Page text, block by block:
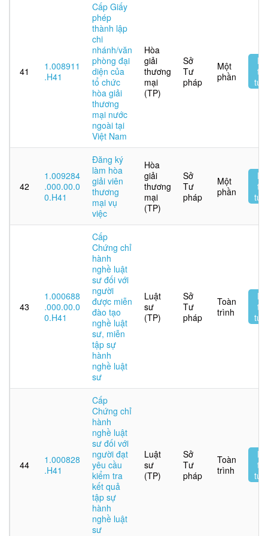
41
1.008911
.H41
Cấp Giấy
phép
thành lập
chi
nhánh/văn
phòng đại
diện của
tổ chức
hòa giải
thương
mại nước
ngoài tại
Việt Nam
Hòa
giải
thương
mại
(TP)
Sở
Tư
pháp
Một
phần
42
1.009284
.000.00.0
0.H41
Đăng ký
làm hòa
giải viên
thương
mại vụ
việc
Hòa
giải
thương
mại
(TP)
Sở
Tư
pháp
Một
phần
43
1.000688
.000.00.0
0.H41
Cấp
Chứng chỉ
hành
nghề luật
sư đối với
người
được miễn
đào tạo
nghề luật
sư, miễn
tập sự
hành
nghề luật
sư
Luật
sư
(TP)
Sở
Tư
pháp
Toàn
trình
44
1.000828
.H41
Cấp
Chứng chỉ
hành
nghề luật
sư đối với
người đạt
yêu cầu
kiểm tra
kết quả
tập sự
hành
nghề luật
sư
Luật
sư
(TP)
Sở
Tư
pháp
Toàn
trình